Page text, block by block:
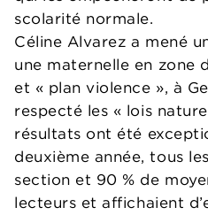
scolarité normale.
Céline Alvarez a mené
une maternelle en zone
et « plan violence », à
respecté les « lois
résultats ont été
deuxième année, tous
section et 90 % de
lecteurs et affichaient